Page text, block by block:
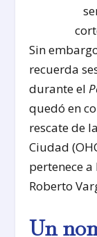
Sin
recuerda
durante el
quedó en
rescate de
Ciudad
pertenece
Roberto
Un